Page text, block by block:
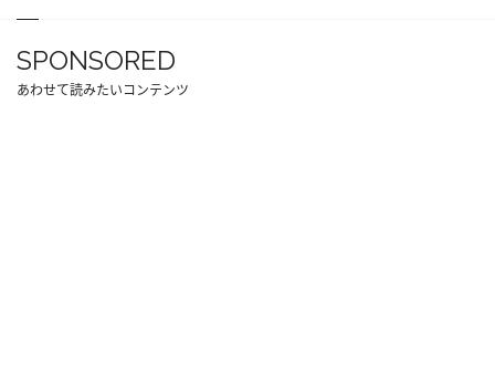
SPONSORED
あわせて読みたいコンテンツ